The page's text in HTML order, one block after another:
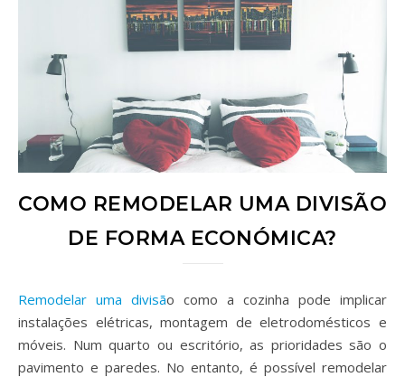
COMO REMODELAR UMA DIVISÃO
DE FORMA ECONÓMICA?
Remodelar uma divisão como a cozinha pode implicar
instalações elétricas, montagem de eletrodomésticos e
móveis. Num quarto ou escritório, as prioridades são o
pavimento e paredes. No entanto, é possível remodelar